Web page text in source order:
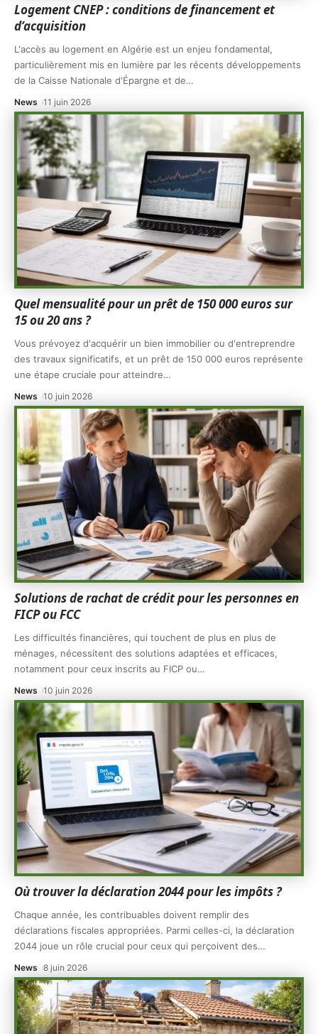
Logement CNEP : conditions de financement et
d’acquisition
L'accès au logement en Algérie est un enjeu fondamental,
particulièrement mis en lumière par les récents développements
de la Caisse Nationale d'Épargne et de…
News 11 juin 2026
Quel mensualité pour un prêt de 150 000 euros sur
15 ou 20 ans ?
Vous prévoyez d'acquérir un bien immobilier ou d'entreprendre
des travaux significatifs, et un prêt de 150 000 euros représente
une étape cruciale pour atteindre…
News 10 juin 2026
Solutions de rachat de crédit pour les personnes en
FICP ou FCC
Les difficultés financières, qui touchent de plus en plus de
ménages, nécessitent des solutions adaptées et efficaces,
notamment pour ceux inscrits au FICP ou…
News 10 juin 2026
Où trouver la déclaration 2044 pour les impôts ?
Chaque année, les contribuables doivent remplir des
déclarations fiscales appropriées. Parmi celles-ci, la déclaration
2044 joue un rôle crucial pour ceux qui perçoivent des…
News 8 juin 2026